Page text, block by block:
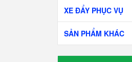
XE ĐẨY PHỤC VỤ
SẢN PHẨM KHÁC